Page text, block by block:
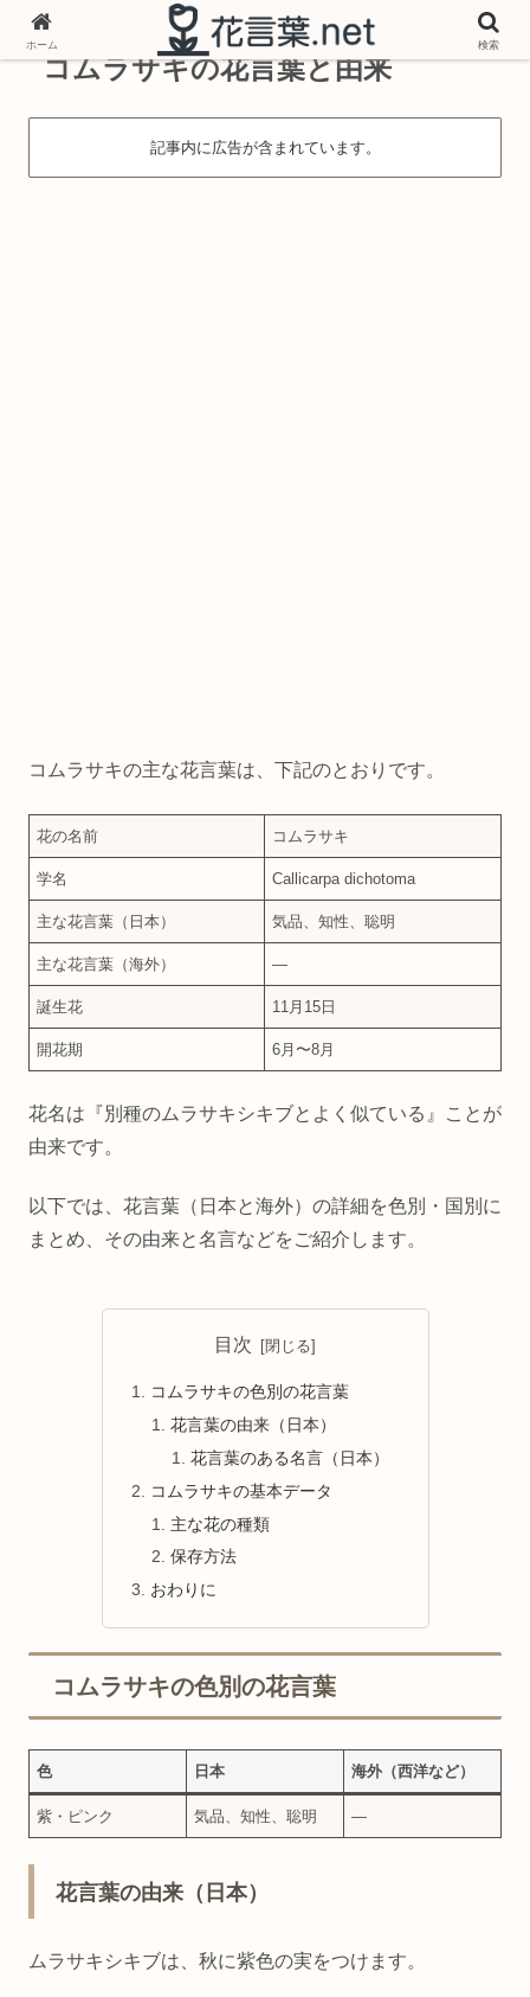
コムラサキの花言葉と由来
記事内に広告が含まれています。
コムラサキの主な花言葉は、下記のとおりです。
花の名前 コムラサキ
学名 Callicarpa dichotoma
主な花言葉（日本） 気品、知性、聡明
主な花言葉（海外） ―
誕生花 11月15日
開花期 6月〜8月
花名は『別種のムラサキシキブとよく似ている』ことが
由来です。
以下では、花言葉（日本と海外）の詳細を色別・国別に
まとめ、その由来と名言などをご紹介します。
目次
コムラサキの色別の花言葉
花言葉の由来（日本）
花言葉のある名言（日本）
コムラサキの基本データ
主な花の種類
保存方法
おわりに
コムラサキの色別の花言葉
色 日本 海外（西洋など）
紫・ピンク 気品、知性、聡明 ―
花言葉の由来（日本）
ムラサキシキブは、秋に紫色の実をつけます。
ホーム 検索